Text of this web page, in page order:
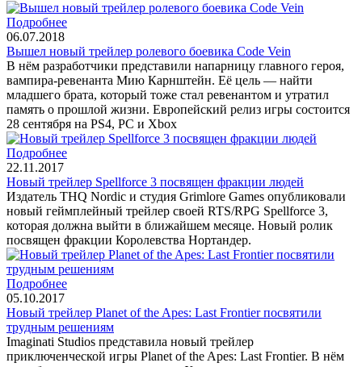
Подробнее
06.07.2018
Вышел новый трейлер ролевого боевика Code Vein
В нём разработчики представили напарницу главного героя,
вампира-ревенанта Мию Карнштейн. Её цель — найти
младшего брата, который тоже стал ревенантом и утратил
память о прошлой жизни. Европейский релиз игры состоится
28 сентября на PS4, PC и Xbox
Подробнее
22.11.2017
Новый трейлер Spellforce 3 посвящен фракции людей
Издатель THQ Nordic и студия Grimlore Games опубликовали
новый геймплейный трейлер своей RTS/RPG Spellforce 3,
которая должна выйти в ближайшем месяце. Новый ролик
посвящен фракции Королевства Нортандер.
Подробнее
05.10.2017
Новый трейлер Planet of the Apes: Last Frontier посвятили
трудным решениям
Imaginati Studios представила новый трейлер
приключенческой игры Planet of the Apes: Last Frontier. В нём